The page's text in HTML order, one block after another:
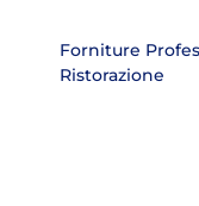
Forniture
Ristorazione